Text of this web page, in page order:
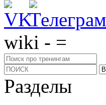
wiki - =
Разделы